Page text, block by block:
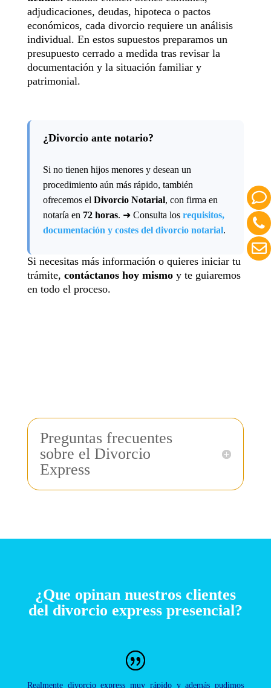
adjudicaciones, deudas, hipoteca o pactos
económicos, cada divorcio requiere un análisis
individual. En estos supuestos preparamos un
presupuesto cerrado a medida tras revisar la
documentación y la situación familiar y
patrimonial.
¿Divorcio ante notario?
Si no tienen hijos menores y desean un
procedimiento aún más rápido, también
ofrecemos el Divorcio Notarial, con firma en
notaría en 72 horas. ➜ Consulta los requisitos,
documentación y costes del divorcio notarial.
Si necesitas más información o quieres iniciar tu
trámite, contáctanos hoy mismoy te guiaremos
en todo el proceso.
Preguntas frecuentes
sobre el Divorcio
Express
¿Que opinan nuestros clientes
del divorcio express presencial?
Realmente divorcio express muy rápido y además pudimos